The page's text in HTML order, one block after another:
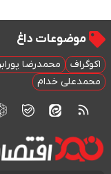
موضوعات داغ
اکوگراف محمدرضا
محمدعلی خدام